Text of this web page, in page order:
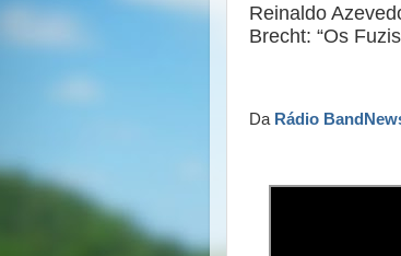
Reinaldo
Brecht: “Os
Da Rádio